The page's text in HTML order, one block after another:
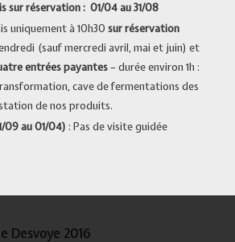
sur réservation : 01/04 au 31/08
uniquement à 10h30sur réservation
(sauf mercredi avril, mai et juin) et
entrées payantes– durée environ 1h :
cave de fermentations des
de nos produits.
09 au 01/04) : Pas de visite guidée
Desvoye 2016